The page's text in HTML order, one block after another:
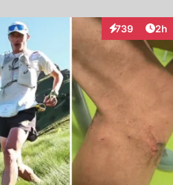
und der Graf von
739
Interaktionen
2h